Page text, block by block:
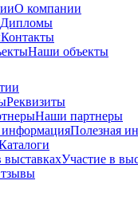
О компании
Дипломы
Контакты
Наши объекты
Реквизиты
Наши партнеры
Полезная
Участие в